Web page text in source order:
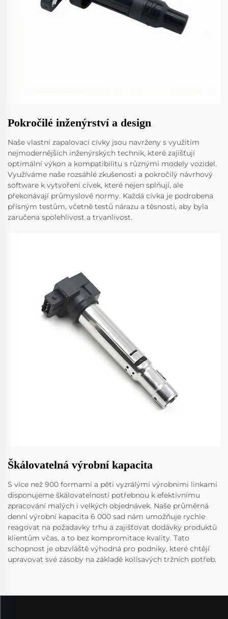
Pokročilé inženýrství a design
Naše vlastní zapalovací cívky jsou navrženy s využitím
nejmodernějších inženýrských technik, které zajišťují
optimální výkon a kompatibilitu s různými modely vozidel.
Využíváme naše rozsáhlé zkušenosti a pokročilý návrhový
software k vytvoření cívek, které nejen splňují, ale
překonávají průmyslové normy. Každá cívka je podrobena
přísným testům, včetně testů nárazu a těsnosti, aby byla
zaručena spolehlivost a trvanlivost.
Škálovatelná výrobní kapacita
S více než 900 formami a pěti vyzrálými výrobními linkami
disponujeme škálovatelností potřebnou k efektivnímu
zpracování malých i velkých objednávek. Naše průměrná
denní výrobní kapacita 6 000 sad nám umožňuje rychle
reagovat na požadavky trhu a zajišťovat dodávky produktů
klientům včas, a to bez kompromitace kvality. Tato
schopnost je obzvláště výhodná pro podniky, které chtějí
upravovat své zásoby na základě kolísavých tržních potřeb.